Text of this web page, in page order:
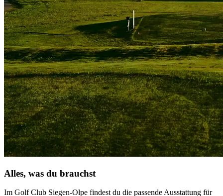
Alles, was du brauchst
Im Golf Club Siegen-Olpe findest du die passende Ausstattung für